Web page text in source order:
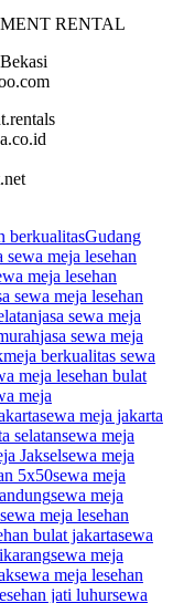
RENTAL
berkualitasGudang
sewa meja lesehan
meja lesehan
sewa meja lesehan
jasa sewa meja
jasa sewa meja
meja berkualitas sewa
meja lesehan bulat
meja
sewa meja jakarta
selatansewa meja
Jakselsewa meja
5x50sewa meja
sewa meja
sewa meja lesehan
bulat jakartasewa
sewa meja
sewa meja lesehan
jati luhursewa